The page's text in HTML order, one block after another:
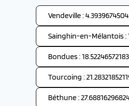
Vendeville :
Sainghin-en-Mélantois :
Bondues :
Tourcoing :
Béthune :